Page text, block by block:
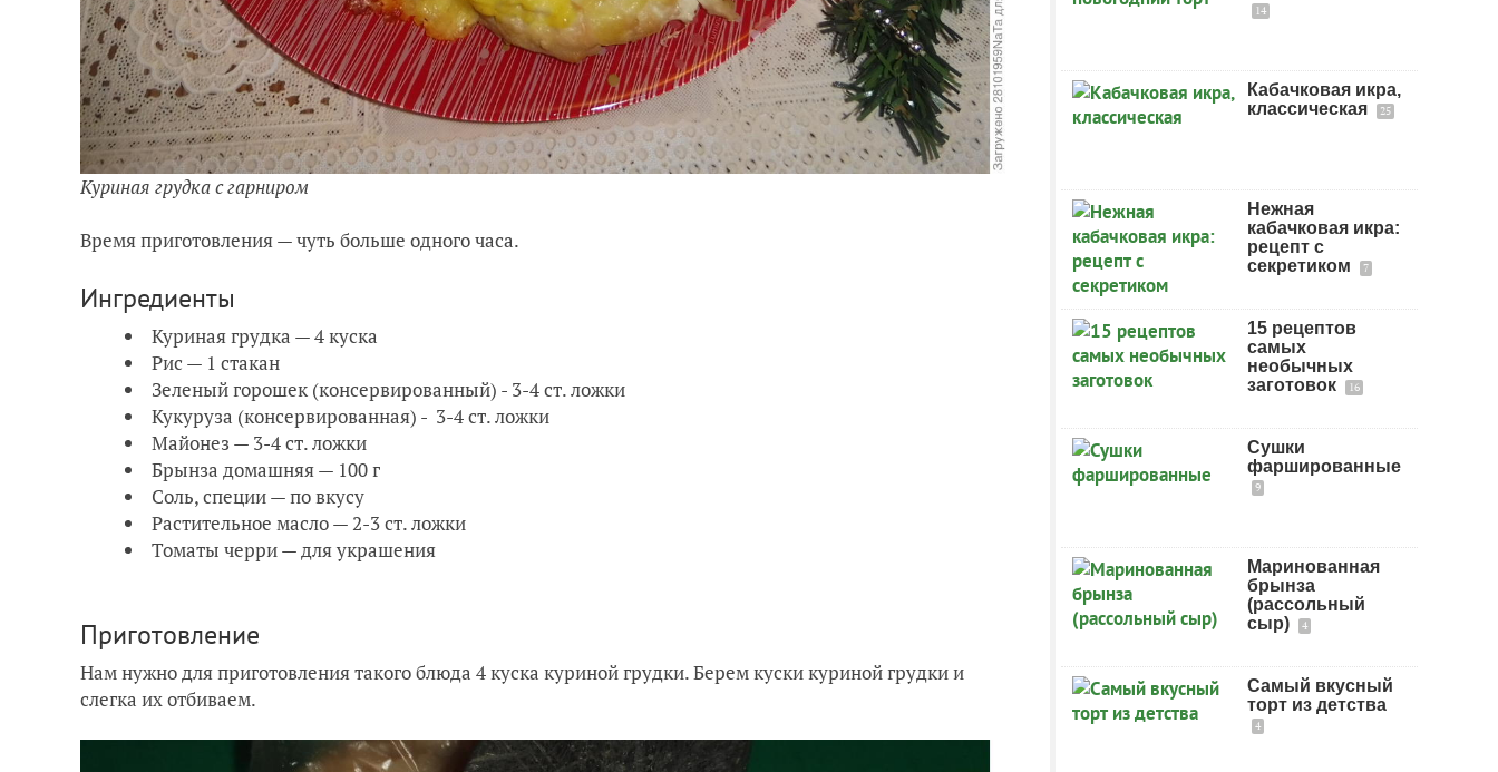
Куриная грудка с гарниром
Время приготовления — чуть больше одного часа.
Ингредиенты
Куриная грудка — 4 куска
Рис — 1 стакан
Зеленый горошек (консервированный) - 3-4 ст. ложки
Кукуруза (консервированная) - 3-4 ст. ложки
Майонез — 3-4 ст. ложки
Брынза домашняя — 100 г
Соль, специи — по вкусу
Растительное масло — 2-3 ст. ложки
Томаты черри — для украшения
Приготовление
Нам нужно для приготовления такого блюда 4 куска куриной грудки. Берем куски куриной грудки и
слегка их отбиваем.
14
Кабачковая икра,
классическая
25
Нежная
кабачковая икра:
рецепт с
секретиком
7
15 рецептов
самых
необычных
заготовок
16
Сушки
фаршированные
9
Маринованная
брынза
(рассольный
сыр)
4
Самый вкусный
торт из детства
4